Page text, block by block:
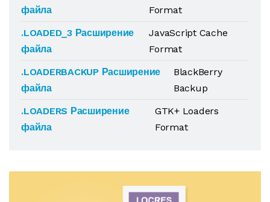
файла
Format
.LOADED_3 Расширение
файла
JavaScript Cache
Format
.LOADERBACKUP Расширение
файла
BlackBerry
Backup
.LOADERS Расширение
файла
GTK+ Loaders
Format